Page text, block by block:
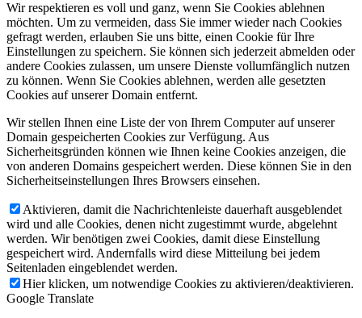
Wir respektieren es voll und ganz, wenn Sie Cookies ablehnen
möchten. Um zu vermeiden, dass Sie immer wieder nach Cookies
gefragt werden, erlauben Sie uns bitte, einen Cookie für Ihre
Einstellungen zu speichern. Sie können sich jederzeit abmelden oder
andere Cookies zulassen, um unsere Dienste vollumfänglich nutzen
zu können. Wenn Sie Cookies ablehnen, werden alle gesetzten
Cookies auf unserer Domain entfernt.
Wir stellen Ihnen eine Liste der von Ihrem Computer auf unserer
Domain gespeicherten Cookies zur Verfügung. Aus
Sicherheitsgründen können wie Ihnen keine Cookies anzeigen, die
von anderen Domains gespeichert werden. Diese können Sie in den
Sicherheitseinstellungen Ihres Browsers einsehen.
Aktivieren, damit die Nachrichtenleiste dauerhaft ausgeblendet
wird und alle Cookies, denen nicht zugestimmt wurde, abgelehnt
werden. Wir benötigen zwei Cookies, damit diese Einstellung
gespeichert wird. Andernfalls wird diese Mitteilung bei jedem
Seitenladen eingeblendet werden.
Hier klicken, um notwendige Cookies zu aktivieren/deaktivieren.
Google Translate